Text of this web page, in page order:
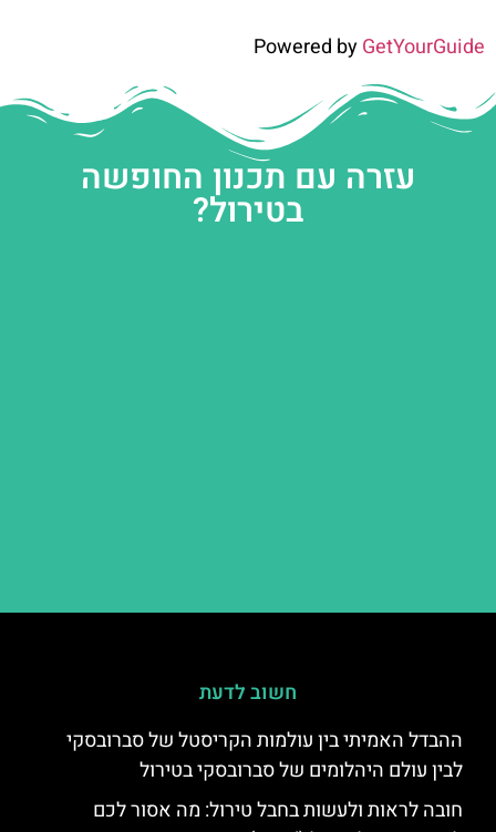
Powered byGetYourGuide
עזרה עם תכנון החופשה
בטירול?
חשוב לדעת
ההבדל האמיתי בין עולמות הקריסטל של סברובסקי
לבין עולם היהלומים של סברובסקי בטירול
חובה לראות ולעשות בחבל טירול: מה אסור לכם